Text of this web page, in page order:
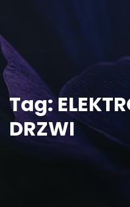
Tag:
DRZWI